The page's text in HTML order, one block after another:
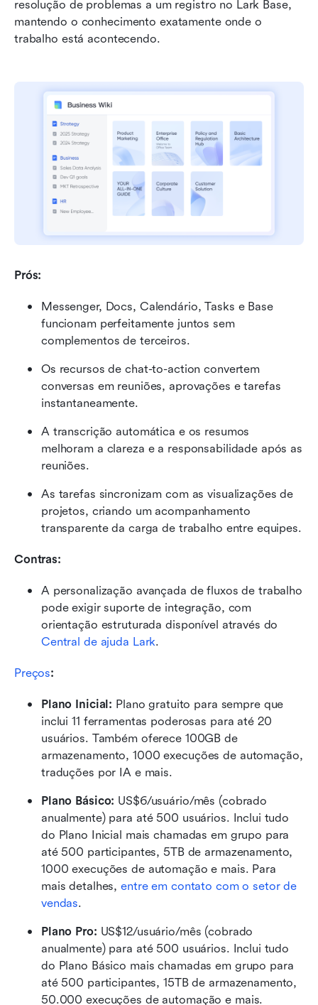
resolução de problemas a um registro no Lark Base,
mantendo o conhecimento exatamente onde o
trabalho está acontecendo.
Prós:
Messenger, Docs, Calendário, Tasks e Base
funcionam perfeitamente juntos sem
complementos de terceiros.
Os recursos de chat-to-action convertem
conversas em reuniões, aprovações e tarefas
instantaneamente.
A transcrição automática e os resumos
melhoram a clareza e a responsabilidade após as
reuniões.
As tarefas sincronizam com as visualizações de
projetos, criando um acompanhamento
transparente da carga de trabalho entre equipes.
Contras:
A personalização avançada de fluxos de trabalho
pode exigir suporte de integração, com
Central de ajuda Lark.
Preços:
Plano Inicial: Plano gratuito para sempre que
inclui 11 ferramentas poderosas para até 20
usuários. Também oferece 100GB de
armazenamento, 1000 execuções de automação,
traduções por IA e mais.
Plano Básico: US$6/usuário/mês (cobrado
anualmente) para até 500 usuários. Inclui tudo
do Plano Inicial mais chamadas em grupo para
até 500 participantes, 5TB de armazenamento,
1000 execuções de automação e mais. Para
mais detalhes, entre em contato com o setor de
vendas.
Plano Pro: US$12/usuário/mês (cobrado
anualmente) para até 500 usuários. Inclui tudo
do Plano Básico mais chamadas em grupo para
até 500 participantes, 15TB de armazenamento,
50.000 execuções de automação e mais.